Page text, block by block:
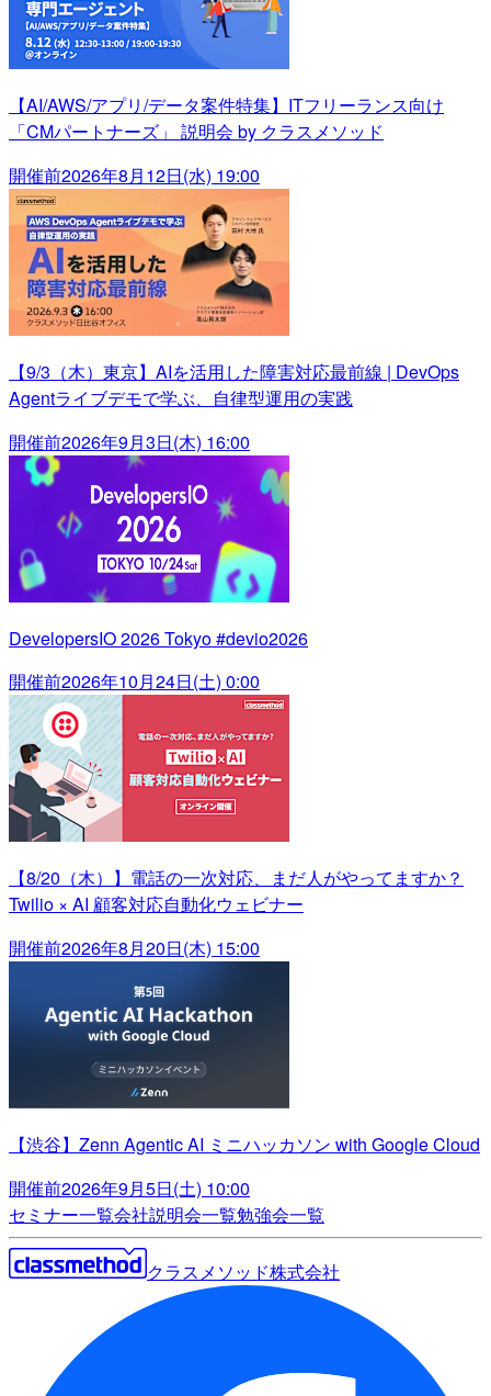
【AI/AWS/アプリ/データ案件特集】ITフリーランス向け
「CMパートナーズ」 説明会 by クラスメソッド
開催前2026年8月12日(水) 19:00
【9/3（木）東京】AIを活用した障害対応最前線 | DevOps
Agentライブデモで学ぶ、自律型運用の実践
開催前2026年9月3日(木) 16:00
DevelopersIO 2026 Tokyo #devio2026
開催前2026年10月24日(土) 0:00
【8/20（木）】電話の一次対応、まだ人がやってますか？
Twilio × AI 顧客対応自動化ウェビナー
開催前2026年8月20日(木) 15:00
【渋谷】Zenn Agentic AI ミニハッカソン with Google Cloud
開催前2026年9月5日(土) 10:00
セミナー一覧会社説明会一覧勉強会一覧
クラスメソッド株式会社